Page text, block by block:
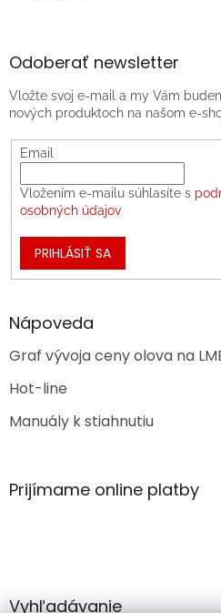
Odoberať newsletter
Vložte svoj e-mail a my Vám
nových produktoch na našom e-
Email
Vložením e-mailu súhlasíte s
osobných údajov
PRIHLÁSIŤ SA
Nápoveda
Graf vývoja ceny olova na
Hot-line
Manuály k stiahnutiu
Prijímame online platby
Vyhľadávanie